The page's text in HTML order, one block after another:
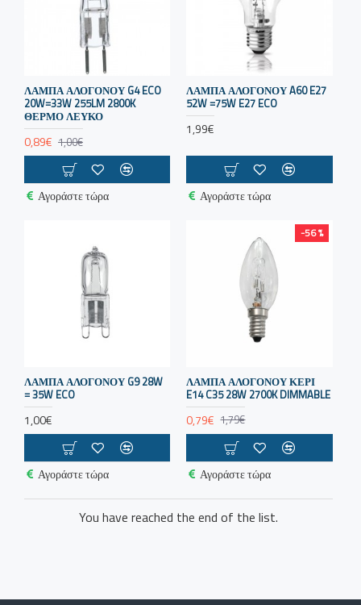
απόδοση.</p>
ΛΆΜΠΑ ΑΛΟΓΌΝΟΥ G4 ECO
20W=33W 255LM 2800K
ΘΕΡΜΌ ΛΕΥΚΌ
0,89€ 1,00€
Αγοράστε τώρα
ΛΑΜΠΑ ΑΛΟΓΟΝΟΥ A60 E27
52W =75W E27 ECO
1,99€
Αγοράστε τώρα
ΛΑΜΠΑ ΑΛΟΓΟΝΟΥ G9 28W
= 35W ECO
1,00€
Αγοράστε τώρα
-56 %
ΛΆΜΠΑ ΑΛΟΓΌΝΟΥ ΚΕΡΊ
E14 C35 28W 2700K DIMMABLE
0,79€ 1,79€
Αγοράστε τώρα
You have reached the end of the list.